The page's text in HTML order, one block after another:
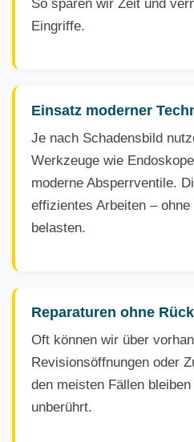
So sparen wir Zeit und
Eingriffe.
Einsatz moderner
Je nach Schadensbild
Werkzeuge wie
moderne Absperrventile.
effizientes Arbeiten –
belasten.
Reparaturen ohne
Oft können wir über
Revisionsöffnungen oder
den meisten Fällen
unberührt.